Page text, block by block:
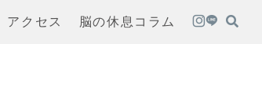
アクセス 脳の休息コラム